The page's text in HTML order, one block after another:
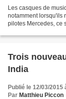
Les casques de
notamment lorsqu'ils
pilotes Mercedes, ce
Trois
India
Publié le 12/03/2015
Par Matthieu Piccon